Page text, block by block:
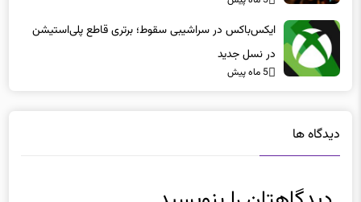
ایکس‌باکس در سراشیبی سقوط؛ برتری قاطع پلی‌استیشن
در نسل جدید
5 ماه پیش
دیدگاه ها